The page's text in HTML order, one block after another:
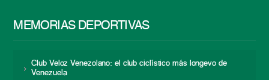
MEMORIAS DEPORTIVAS
Club Veloz Venezolano: el club ciclístico más longevo de
Venezuela